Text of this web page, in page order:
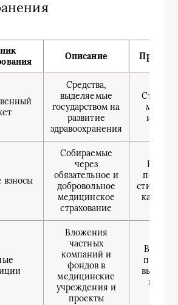
Описание
Средства,
выделяемые
государством на
развитие
здравоохранения
взносы
Собираемые
через
обязательное и
добровольное
медицинское
страхование
Вложения
частных
компаний и
фондов в
медицинские
учреждения и
проекты